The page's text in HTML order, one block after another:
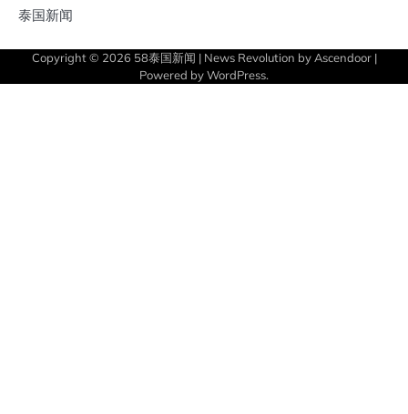
泰国新闻
Copyright © 2026 58泰国新闻 | News Revolution by Ascendoor|
Powered byWordPress.